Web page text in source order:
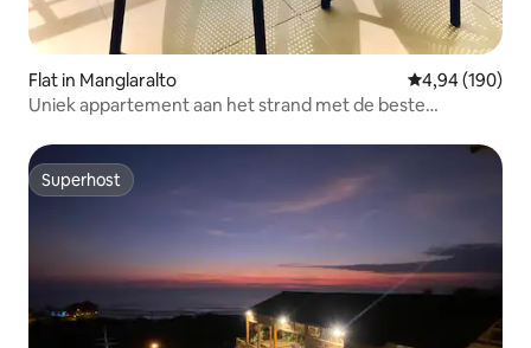
Flat in Manglaralto Gemiddelde
4,94 (190)
Uniek appartement aan het strand met de beste
Superhost
Superhost